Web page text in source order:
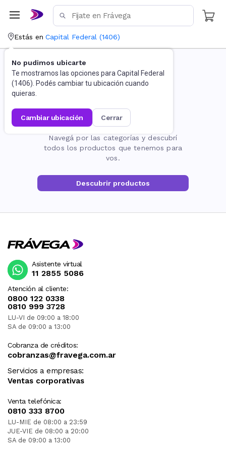
Estás en Capital Federal (1406)
No pudimos ubicarte
Te mostramos las opciones para Capital Federal
(1406). Podés cambiar tu ubicación cuando
quieras.
cambiar ubicación cerrar
La página no existe
Navegá por las categorías y descubrí
todos los productos que tenemos para
vos.
Descubrir productos
Atención al cliente:
0800 122 0338
0810 999 3728
LU-VI de 09:00 a 18:00
SA de 09:00 a 13:00
Cobranza de créditos:
cobranzas@fravega.com.ar
Servicios a empresas:
Ventas corporativas
Venta telefónica:
0810 333 8700
LU-MIE de 08:00 a 23:59
JUE-VIE de 08:00 a 20:00
SA de 09:00 a 13:00
Asistente virtual
11 2855 5086